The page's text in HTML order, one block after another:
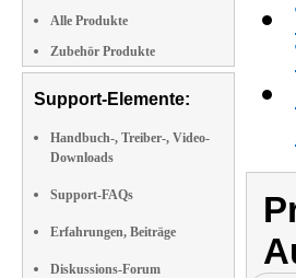
Alle Produkte
Zubehör Produkte
Support-Elemente:
Handbuch-, Treiber-, Video-
Downloads
Support-FAQs
Erfahrungen, Beiträge
Diskussions-Forum